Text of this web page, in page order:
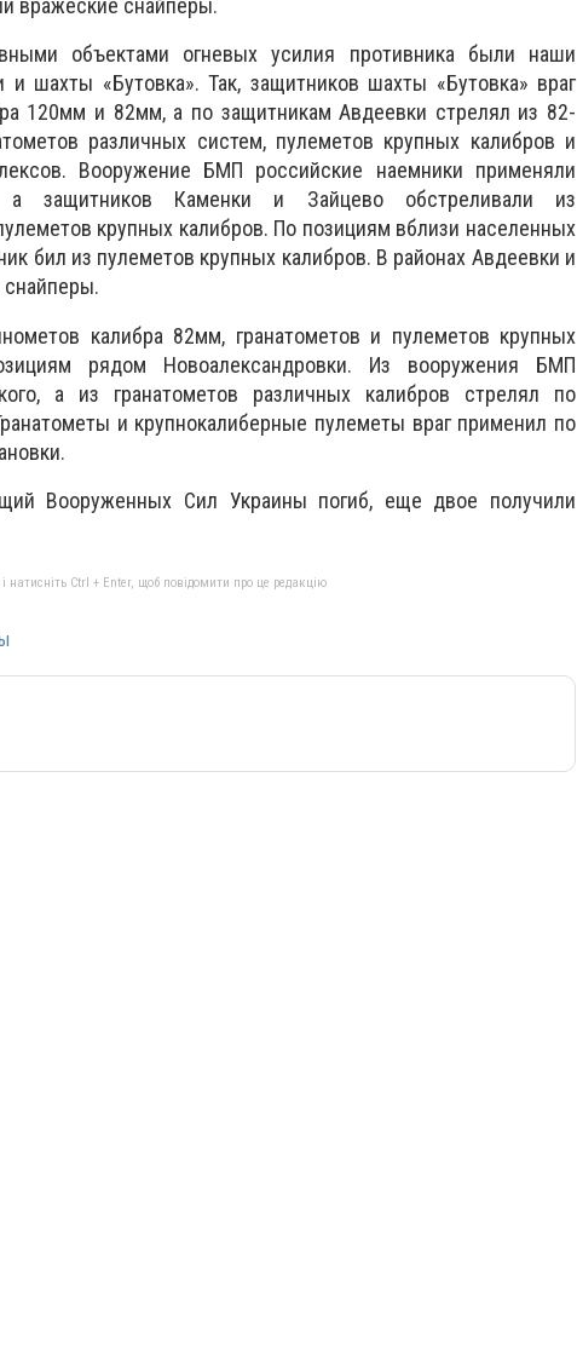
вражеские снайперы.
объектами огневых усилия противника были наши
шахты «Бутовка». Так, защитников шахты «Бутовка» враг
120мм и 82мм, а по защитникам Авдеевки стрелял из 82-
различных систем, пулеметов крупных калибров и
Вооружение БМП российские наемники применяли
а защитников Каменки и Зайцево обстреливали из
крупных калибров. По позициям вблизи населенных
бил из пулеметов крупных калибров. В районах Авдеевки и
снайперы.
калибра 82мм, гранатометов и пулеметов крупных
рядом Новоалександровки. Из вооружения БМП
а из гранатометов различных калибров стрелял по
и крупнокалиберные пулеметы враг применил по
Вооруженных Сил Украины погиб, еще двое получили
натисніть Ctrl + Enter, щоб повідомити про це редакцію